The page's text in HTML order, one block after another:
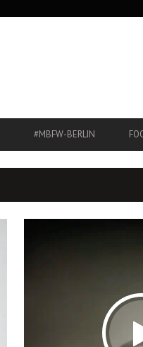
#MBFW-BERLIN